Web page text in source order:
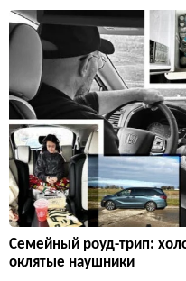
Семейный роуд-трип:
оклятые наушники